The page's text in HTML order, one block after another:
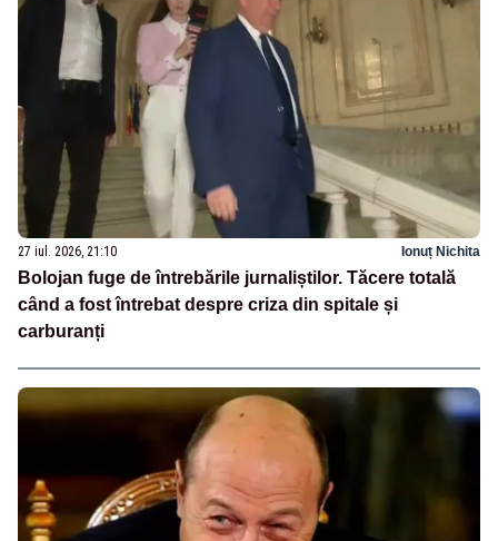
27 iul. 2026, 21:10 Ionuț Nichita
Bolojan fuge de întrebările jurnaliștilor. Tăcere totală
când a fost întrebat despre criza din spitale și
carburanți